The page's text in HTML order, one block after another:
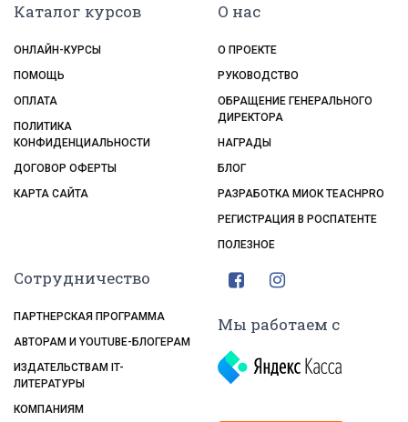
Каталог курсов
ОНЛАЙН-КУРСЫ
ПОМОЩЬ
ОПЛАТА
ПОЛИТИКА
КОНФИДЕНЦИАЛЬНОСТИ
ДОГОВОР ОФЕРТЫ
КАРТА САЙТА
О нас
О ПРОЕКТЕ
РУКОВОДСТВО
ОБРАЩЕНИЕ ГЕНЕРАЛЬНОГО
ДИРЕКТОРА
НАГРАДЫ
БЛОГ
РАЗРАБОТКА МИОК TEACHPRO
РЕГИСТРАЦИЯ В РОСПАТЕНТЕ
ПОЛЕЗНОЕ
Сотрудничество
ПАРТНЕРСКАЯ ПРОГРАММА
АВТОРАМ И YOUTUBE-БЛОГЕРАМ
ИЗДАТЕЛЬСТВАМ IT-
ЛИТЕРАТУРЫ
КОМПАНИЯМ
Мы работаем с